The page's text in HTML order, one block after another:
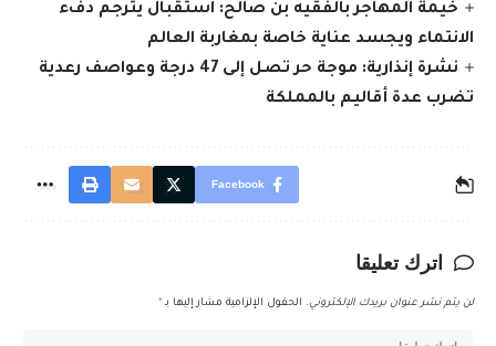
خيمة المهاجر بالفقيه بن صالح: استقبال يترجم دفء
الانتماء ويجسد عناية خاصة بمغاربة العالم
نشرة إنذارية: موجة حر تصل إلى 47 درجة وعواصف رعدية
تضرب عدة أقاليم بالمملكة
Facebook
اترك تعليقا
لن يتم نشر عنوان بريدك الإلكتروني. الحقول الإلزامية مشار إليها بـ *